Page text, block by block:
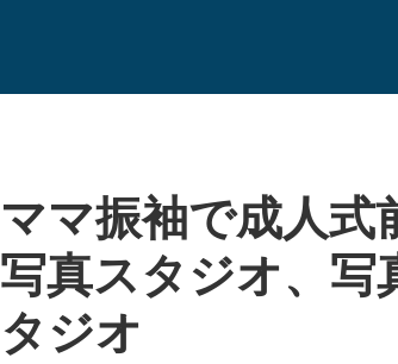
ママ振袖で成人式
写真スタジオ、写
タジオ